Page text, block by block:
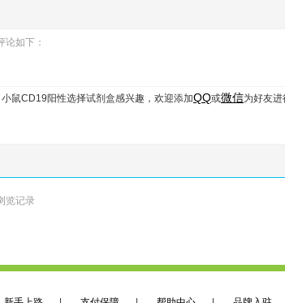
如下：
鼠CD19阳性选择试剂盒感兴趣，欢迎添加QQ或微信为好友
览记录